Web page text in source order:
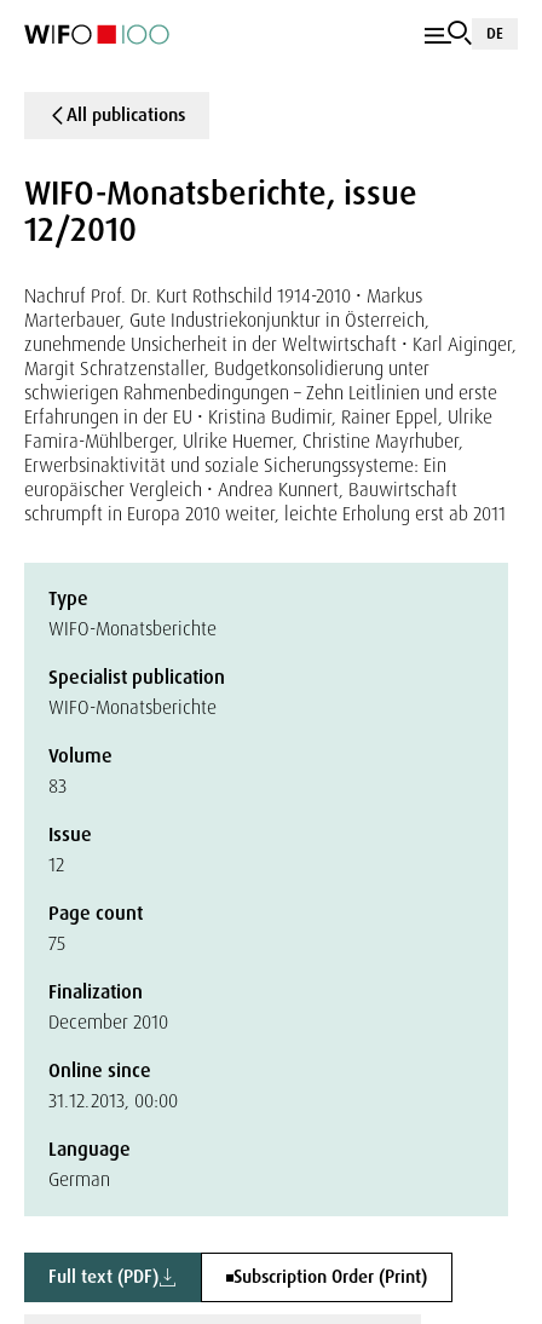
DE
All publications
WIFO-Monatsberichte, issue
12/2010
Nachruf Prof. Dr. Kurt Rothschild 1914-2010 • Markus
Marterbauer, Gute Industriekonjunktur in Österreich,
zunehmende Unsicherheit in der Weltwirtschaft • Karl Aiginger,
Margit Schratzenstaller, Budgetkonsolidierung unter
schwierigen Rahmenbedingungen – Zehn Leitlinien und erste
Erfahrungen in der EU • Kristina Budimir, Rainer Eppel, Ulrike
Famira-Mühlberger, Ulrike Huemer, Christine Mayrhuber,
Erwerbsinaktivität und soziale Sicherungssysteme: Ein
europäischer Vergleich • Andrea Kunnert, Bauwirtschaft
schrumpft in Europa 2010 weiter, leichte Erholung erst ab 2011
Type
WIFO-Monatsberichte
Specialist publication
WIFO-Monatsberichte
Volume
83
Issue
12
Page count
75
Finalization
December 2010
Online since
31.12.2013, 00:00
Language
German
Full text (PDF) Subscription Order (Print)